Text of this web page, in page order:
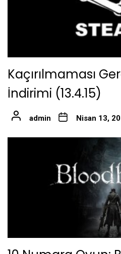
Kaçırılmaması
İndirimi (13.4.15)
admin Nisan 13,